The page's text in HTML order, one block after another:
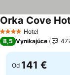
4 Počet hviezdičiek
Hotel
Orka Cove
8,5 Vynikajúce
Od 141 €